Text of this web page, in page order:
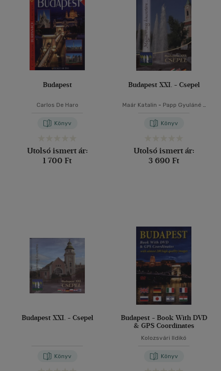
Budapest
Carlos De Haro
Könyv
Utolsó ismert ár:
1 700 Ft
Budapest XXI. - Csepel
Maár Katalin - Papp Gyuláné-
Zoltán
Könyv
Utolsó ismert ár:
3 690 Ft
Budapest XXI. - Csepel
Könyv
Budapest - Book With DVD
& GPS Coordinates
Kolozsvári Ildikó
Könyv